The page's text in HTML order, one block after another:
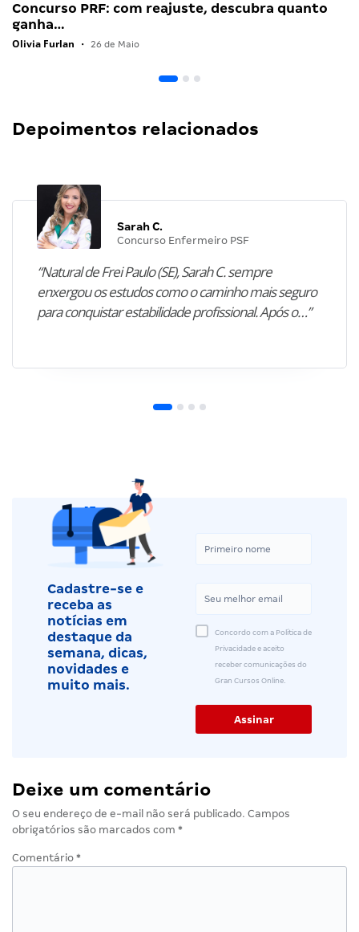
Concurso PRF: com reajuste, descubra quanto
ganha…
Olivia Furlan • 26 de Maio
Depoimentos relacionados
Sarah C.
Concurso Enfermeiro PSF
“Natural de Frei Paulo (SE), Sarah C. sempre
enxergou os estudos como o caminho mais seguro
para conquistar estabilidade profissional. Após o…”
Cadastre-se e
receba as
notícias em
destaque da
semana, dicas,
novidades e
muito mais.
Concordo com a Política de
Privacidade e aceito
receber comunicações do
Gran Cursos Online.
Deixe um comentário
O seu endereço de e-mail não será publicado. Campos
obrigatórios são marcados com *
Comentário *